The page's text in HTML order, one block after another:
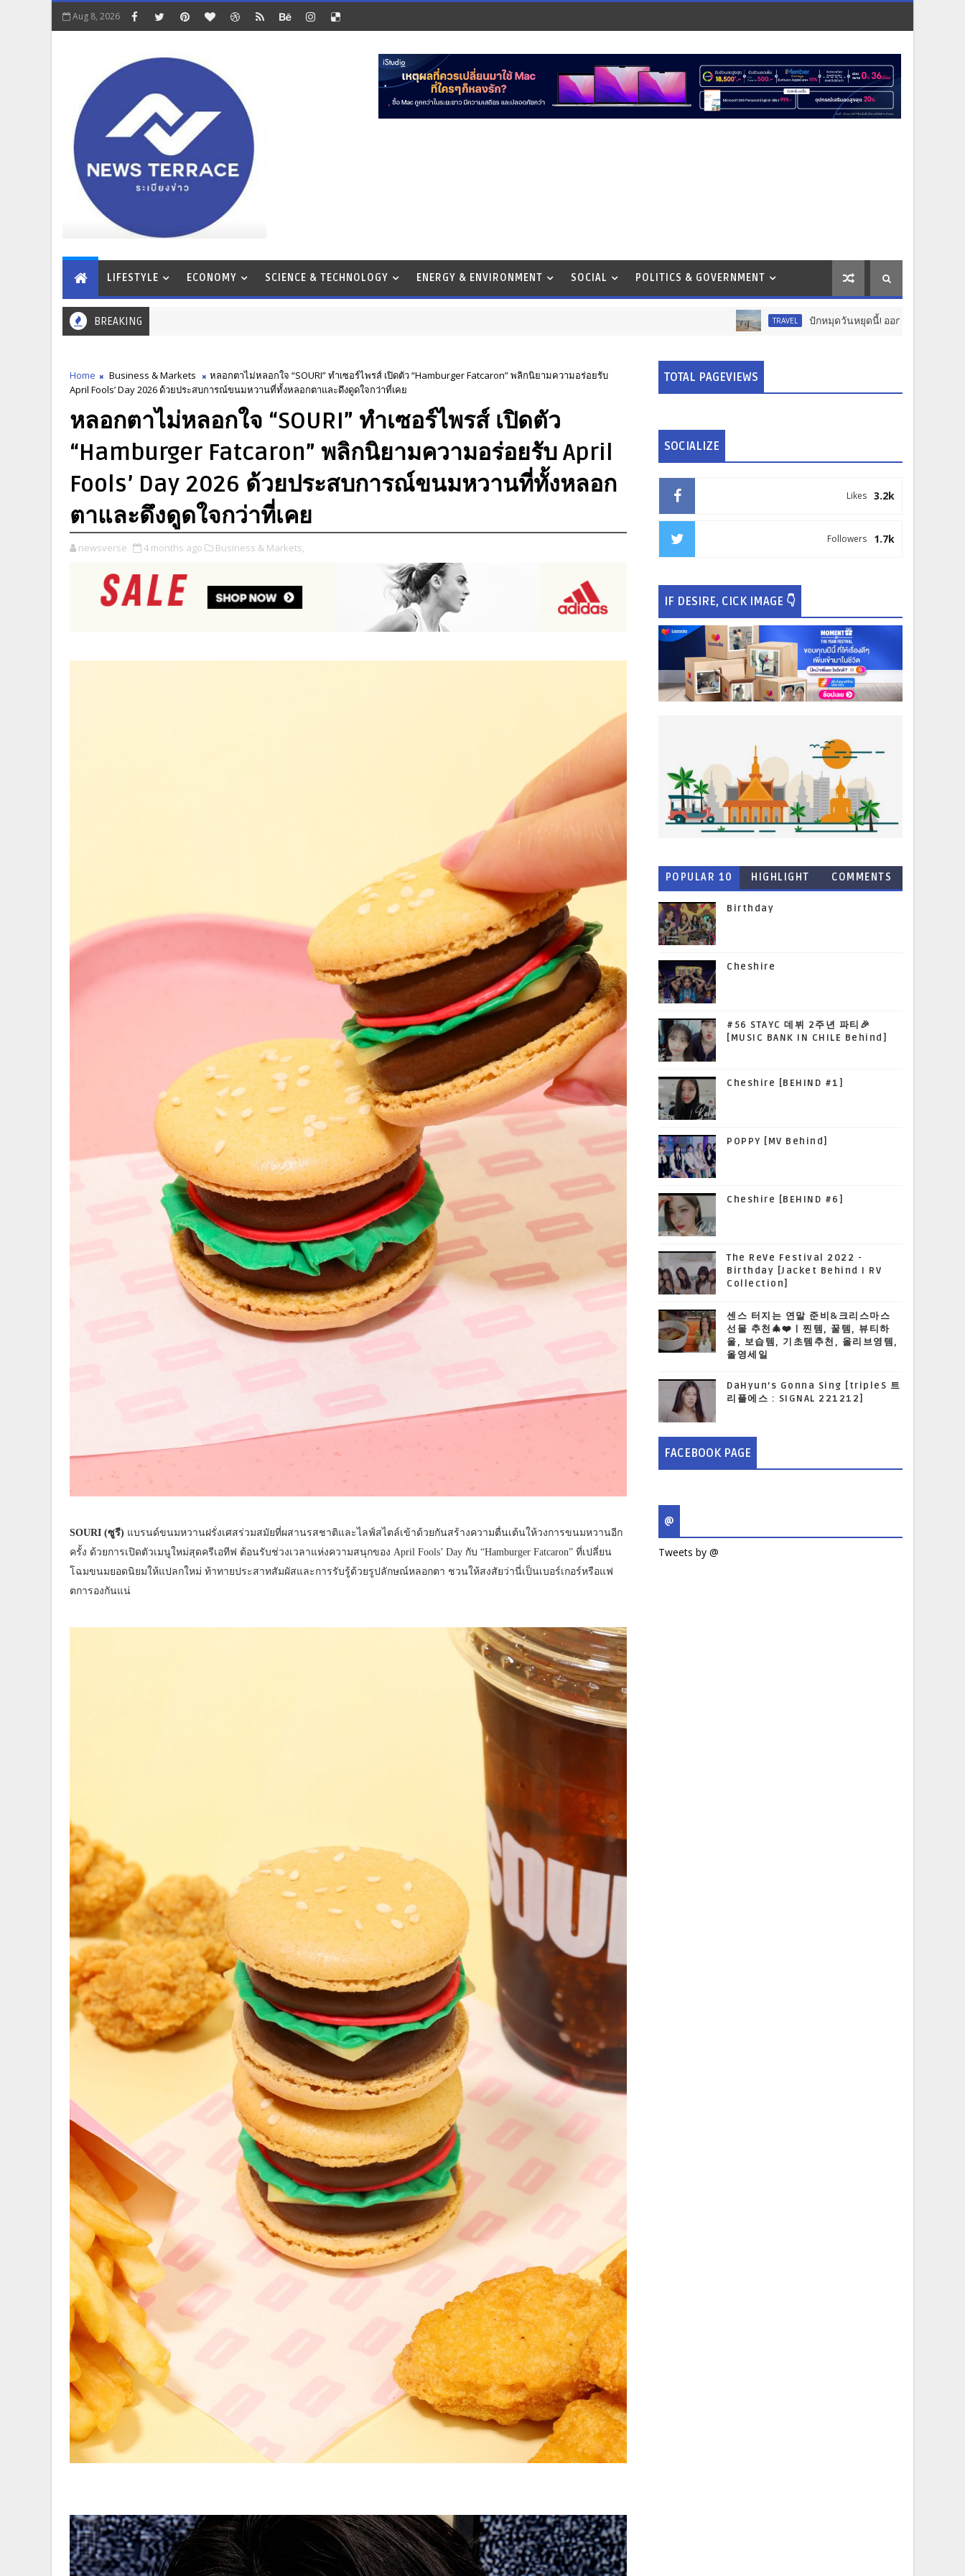
Aug 8, 2026
LIFESTYLE ECONOMY SCIENCE & TECHNOLOGY ENERGY & ENVIRONMENT SOCIAL POLITICS & GOVERNMENT
BREAKING ปักหมุดวันหยุดนี้! ออกไปสร้างช่วงเวลาพิเศษกับครอ
Home Business & Markets
หลอกตาไม่หลอกใจ “SOURI” ทำเซอร์ไพรส์ เปิดตัว “Hamburger Fatcaron” พลิกนิยามความอร่อยรับ
April Fools’ Day 2026 ด้วยประสบการณ์ขนมหวานที่ทั้งหลอกตาและดึงดูดใจกว่าที่เคย
หลอกตาไม่หลอกใจ “SOURI” ทำเซอร์ไพรส์ เปิดตัว
“Hamburger Fatcaron” พลิกนิยามความอร่อยรับ April
Fools’ Day 2026 ด้วยประสบการณ์ขนมหวานที่ทั้งหลอก
ตาและดึงดูดใจกว่าที่เคย
newsverse 4 months ago Business & Markets,
SOURI (ซูรี) แบรนด์ขนมหวานฝรั่งเศสร่วมสมัยที่ผสานรสชาติและไลฟ์สไตล์เข้าด้วยกันสร้างความตื่นเต้นให้วงการขนมหวานอีก
ครั้ง ด้วยการเปิดตัวเมนูใหม่สุดครีเอทีฟ ต้อนรับช่วงเวลาแห่งความสนุกของ April Fools’ Day กับ “Hamburger Fatcaron” ที่เปลี่ยน
โฉมขนมยอดนิยมให้แปลกใหม่ ท้าทายประสาทสัมผัสและการรับรู้ด้วยรูปลักษณ์หลอกตา ชวนให้สงสัยว่านี่เป็นเบอร์เกอร์หรือแฟ
ตการองกันแน่
TOTAL PAGEVIEWS
SOCIALIZE
3.2k
Likes
1.7k
Followers
IF DESIRE, CICK IMAGE 👇
POPULAR 10
HIGHLIGHT
COMMENTS
Birthday
Cheshire
#56 STAYC 데뷔 2주년 파티🎉
[MUSIC BANK IN CHILE Behind]
Cheshire [BEHIND #1]
POPPY [MV Behind]
Cheshire [BEHIND #6]
The ReVe Festival 2022 -
Birthday [Jacket Behind I RV
Collection]
센스 터지는 연말 준비&크리스마스
선물 추천🎄❤️ | 찐템, 꿀템, 뷰티하
울, 보습템, 기초템추천, 올리브영템,
올영세일
DaHyun’s Gonna Sing [tripleS 트
리플에스 : SIGNAL 221212]
FACEBOOK PAGE
@
Tweets by @